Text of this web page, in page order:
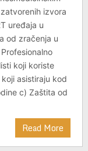
izvora
uređaja u
od zračenja u
koji koriste
asistiraju kod
c) Zaštita od
Read More